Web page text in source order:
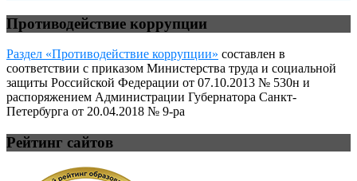
Противодействие коррупции
Раздел «Противодействие коррупции» составлен в
соответствии с приказом Министерства труда и социальной
защиты Российской Федерации от 07.10.2013 № 530н и
распоряжением Администрации Губернатора Санкт-
Петербурга от 20.04.2018 № 9-ра
Рейтинг сайтов